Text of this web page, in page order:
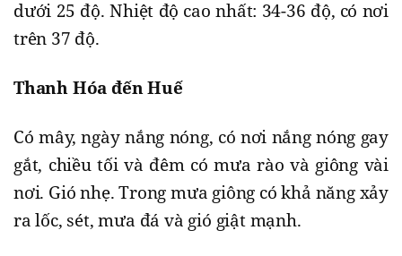
dưới 25 độ. Nhiệt độ cao nhất: 34-36 độ, có nơi
trên 37 độ.
Thanh Hóa đến Huế
Có mây, ngày nắng nóng, có nơi nắng nóng gay
gắt, chiều tối và đêm có mưa rào và giông vài
nơi. Gió nhẹ. Trong mưa giông có khả năng xảy
ra lốc, sét, mưa đá và gió giật mạnh.